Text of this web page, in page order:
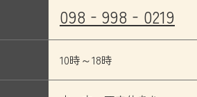
098‐998‐0219
10時～18時